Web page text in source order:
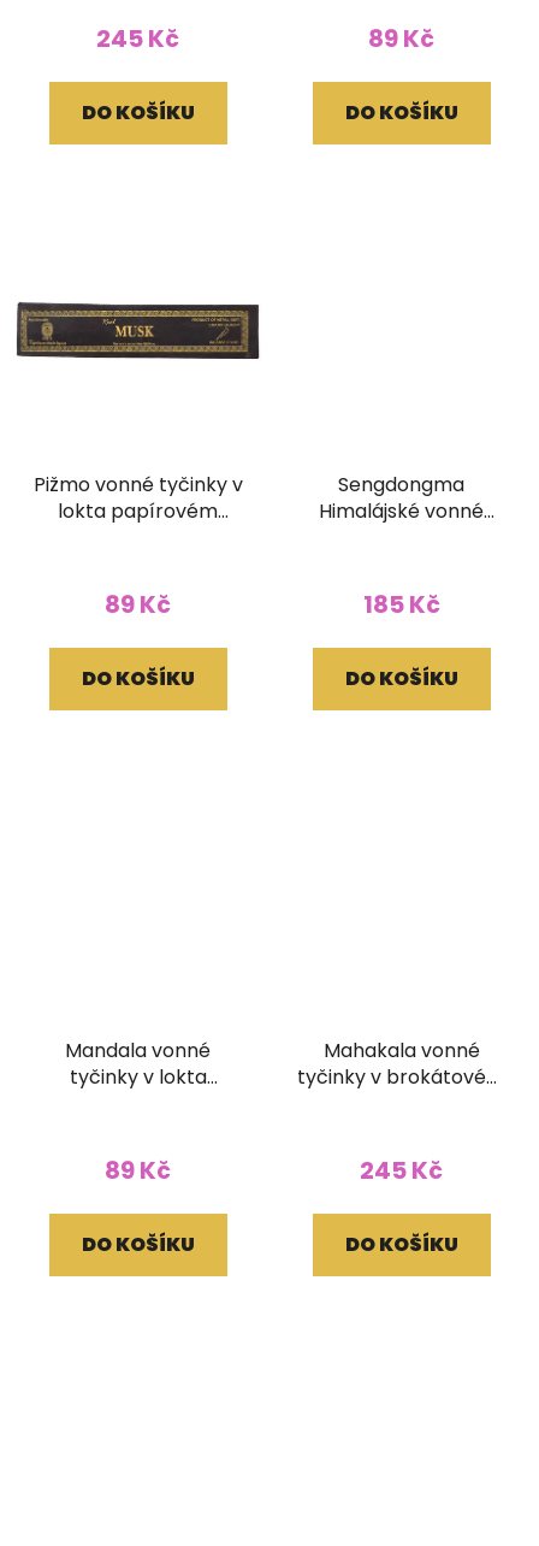
245 Kč
DO KOŠÍKU
89 Kč
DO KOŠÍKU
Pižmo vonné tyčinky v
lokta papírovém
89 Kč
DO KOŠÍKU
Sengdongma
Himalájské vonné
185 Kč
DO KOŠÍKU
Mandala vonné
tyčinky v lokta
89 Kč
DO KOŠÍKU
Mahakala vonné
tyčinky v brokátovém
245 Kč
DO KOŠÍKU